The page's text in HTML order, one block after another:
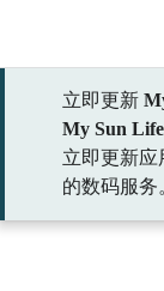
立即更新
My Sun
立即更新应
的数码服务
请选择标题